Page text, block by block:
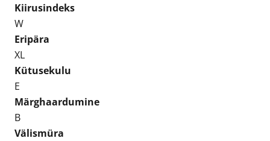
Kiirusindeks
W
Eripära
XL
Kütusekulu
E
Märghaardumine
B
Välismüra